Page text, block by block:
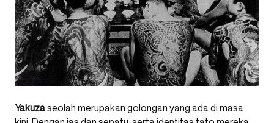
Yakuzaseolah merupakan golongan yang ada di masa